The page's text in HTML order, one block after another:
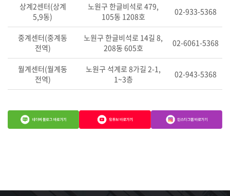
상계2센터(상계
5,9동)
노원구 한글비석로 479,
105동 1208호
02-933-5368
중계센터(중계동
전역)
노원구 한글비석로 14길 8,
208동 605호
02-6061-5368
월계센터(월계동
전역)
노원구 석계로 8가길 2-1,
1~3층
02-943-5368